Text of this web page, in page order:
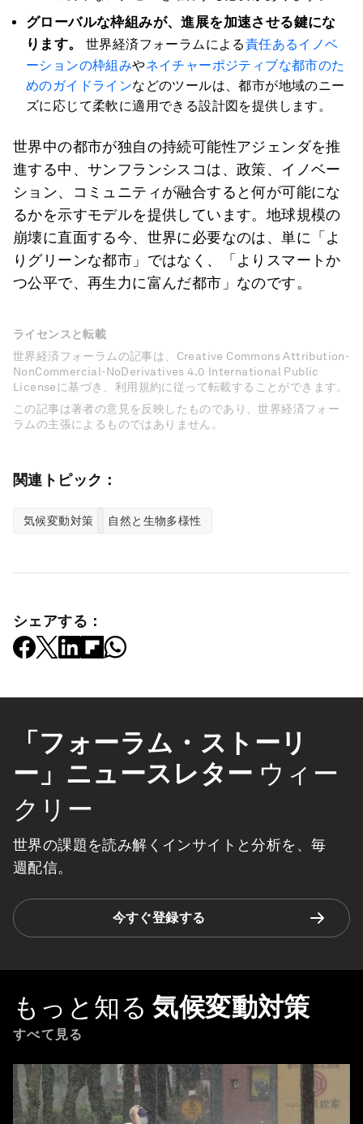
グローバルな枠組みが、進展を加速させる鍵にな
ります。
世界経済フォーラムによる責任あるイノベ
ーションの枠組みやネイチャーポジティブな都市のた
めのガイドラインなどのツールは、都市が地域のニー
ズに応じて柔軟に適用できる設計図を提供します。
世界中の都市が独自の持続可能性アジェンダを推
進する中、サンフランシスコは、政策、イノベー
ション、コミュニティが融合すると何が可能にな
るかを示すモデルを提供しています。地球規模の
崩壊に直面する今、世界に必要なのは、単に「よ
りグリーンな都市」ではなく、「よりスマートか
つ公平で、再生力に富んだ都市」なのです。
ライセンスと転載
世界経済フォーラムの記事は、Creative Commons Attribution-
NonCommercial-NoDerivatives 4.0 International Public
Licenseに基づき、利用規約に従って転載することができます。
この記事は著者の意見を反映したものであり、世界経済フォー
ラムの主張によるものではありません。
関連トピック：
気候変動対策 自然と生物多様性
シェアする：
「フォーラム・ストーリ
ー」ニュースレター ウィー
クリー
世界の課題を読み解くインサイトと分析を、毎
週配信。
今すぐ登録する
もっと知る 気候変動対策
すべて見る